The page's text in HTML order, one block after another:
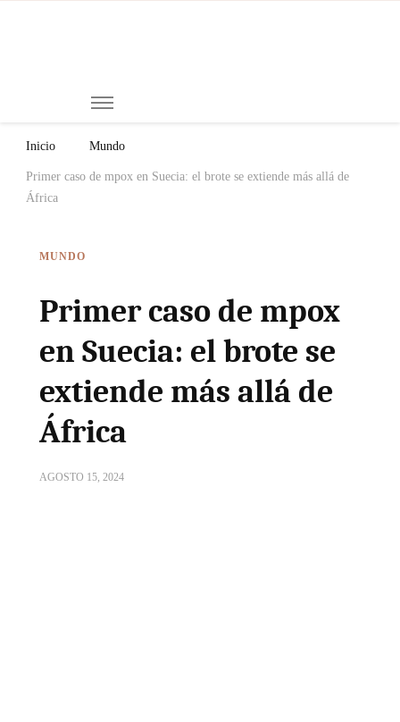
Inicio Mundo
Primer caso de mpox en Suecia: el brote se extiende más allá de
África
MUNDO
Primer caso de mpox
en Suecia: el brote se
extiende más allá de
África
AGOSTO 15, 2024